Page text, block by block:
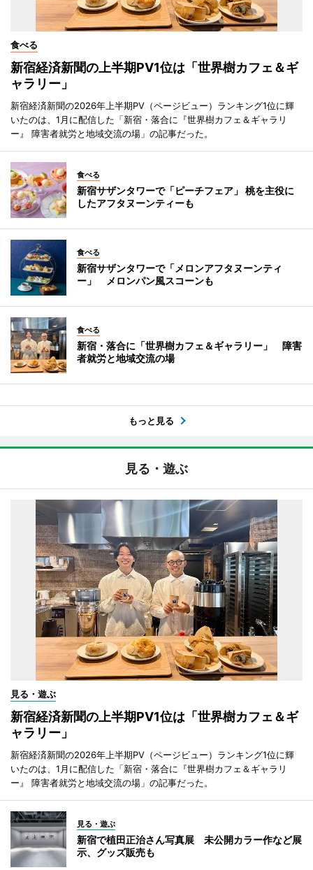
食べる
新宿経済新聞の上半期PV1位は「世界樹カフェ＆ギ
ャラリー」
新宿経済新聞の2026年上半期PV（ページビュー）ランキング1位に輝
いたのは、1月に配信した「新宿・落合に『世界樹カフェ＆ギャラリ
ー』 障害者就労と地域交流の場」の記事だった。
食べる
新宿サザンタワーで「ピーチフェア」 桃を主役に
したアフタヌーンティーも
食べる
新宿サザンタワーで「メロンアフタヌーンティ
ー」 メロンパン風スコーンも
食べる
新宿・落合に「世界樹カフェ＆ギャラリー」 障害
者就労と地域交流の場
もっと見る
見る・遊ぶ
見る・遊ぶ
新宿経済新聞の上半期PV1位は「世界樹カフェ＆ギ
ャラリー」
新宿経済新聞の2026年上半期PV（ページビュー）ランキング1位に輝
いたのは、1月に配信した「新宿・落合に『世界樹カフェ＆ギャラリ
ー』 障害者就労と地域交流の場」の記事だった。
見る・遊ぶ
新宿で植田正治さん写真展 未公開カラー作など展
示、グッズ販売も